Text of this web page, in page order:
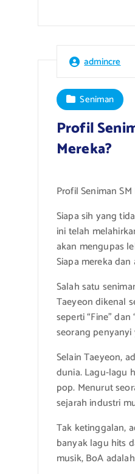
admincre
Seniman
Profil
Mereka?
Profil Seniman
Siapa sih yang
ini telah
akan mengupas
Siapa mereka
Salah satu
Taeyeon dikenal
seperti “Fine”
seorang
Selain Taeyeon,
dunia. Lagu-lagu
pop. Menurut
sejarah industri
Tak ketinggalan,
banyak lagu hits
musik, BoA